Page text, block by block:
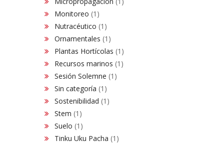
Monitoreo (1)
Nutracéutico (1)
Ornamentales (1)
Plantas Hortícolas (1)
Recursos marinos (1)
Sesión Solemne (1)
Sin categoría (1)
Sostenibilidad (1)
Stem (1)
Suelo (1)
Tinku Uku Pacha (1)